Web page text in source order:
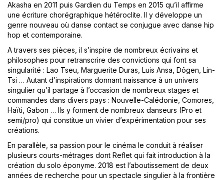
Akasha en 2011 puis Gardien du Temps en 2015 qu’il affirme
une écriture chorégraphique hétéroclite. Il y développe un
genre nouveau où danse contact se conjugue avec danse hip
hop et contemporaine.
A travers ses pièces, il s’inspire de nombreux écrivains et
philosophes pour retranscrire des convictions qui font sa
singularité : Lao Tseu, Marguerite Duras, Luis Ansa, Dôgen, Lin-
Tsi … Autant d’inspirations donnant naissance à un univers
singulier qu’il partage à l’occasion de nombreux stages et
commandes dans divers pays : Nouvelle-Calédonie, Comores,
Haïti, Gabon … Ils y forment de nombreux danseurs (Pro et
semi/pro) qui constitue un vivier d’expérimentation pour ses
créations.
En parallèle, sa passion pour le cinéma le conduit à réaliser
plusieurs courts-métrages dont Reflet qui fait introduction à la
création du solo éponyme. 2018 est l’aboutissement de deux
années de recherche pour un spectacle singulier à la frontière